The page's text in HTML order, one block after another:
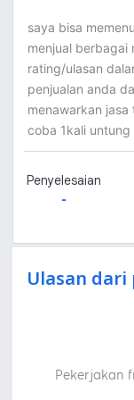
saya bisa
menjual berbagai
rating/ulasan
penjualan anda
menawarkan
coba 1kali
Penyelesaian
-
Ulasan
Pekerjakan